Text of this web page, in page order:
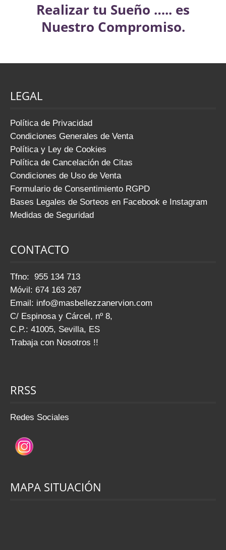
Realizar tu Sueño ….. es
Nuestro Compromiso.
LEGAL
Política de Privacidad
Condiciones Generales de Venta
Política y Ley de Cookies
Política de Cancelación de Citas
Condiciones de Uso de Venta
Formulario de Consentimiento RGPD
Bases Legales de Sorteos en Facebook e Instagram
Medidas de Seguridad
CONTACTO
Tfno: 955 134 713
Móvil: 674 163 267
Email: info@masbellezzanervion.com
C/ Espinosa y Cárcel, nº 8,
C.P.: 41005, Sevilla, ES
Trabaja con Nosotros !!
RRSS
Redes Sociales
MAPA SITUACIÓN